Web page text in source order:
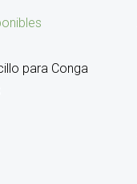
para Conga